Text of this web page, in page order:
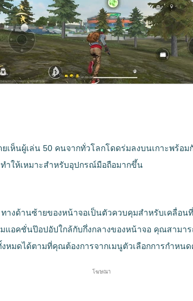
นผู้เล่น 50 คนจากทั่วโลกโดดร่มลงบนเกาะพร้อม
ำให้เหมาะสำหรับอุปกรณ์มือถือมากขึ้น
งด้านซ้ายของหน้าจอเป็นตัวควบคุมสำหรับเคลื่อ
คชั่นป๊อปอัปใกล้กับกึ่งกลางของหน้าจอ คุณสามา
ได้ตามที่คุณต้องการจากเมนูตัวเลือกการกำหนด
โฆษณา